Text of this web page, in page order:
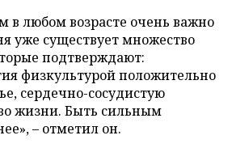
в любом возрасте очень важно
уже существует множество
подтверждают:
физкультурой положительно
сердечно-сосудистую
жизни. Быть сильным
– отметил он.